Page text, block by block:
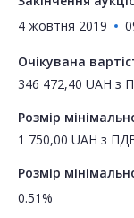
4 жовтня 2019
Очікувана
346 472,40 UAH з
Розмір
1 750,00 UAH з
Розмір
0.51%